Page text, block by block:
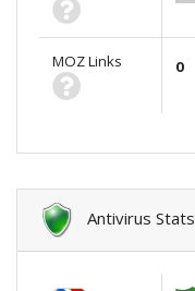
MOZ Links 0
Antivirus Stats